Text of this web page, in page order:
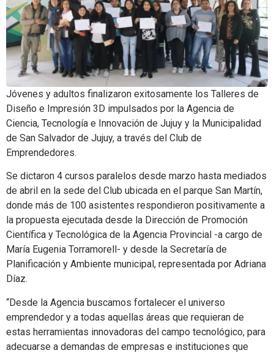
Jóvenes y adultos finalizaron exitosamente los Talleres de
Diseño e Impresión 3D impulsados por la Agencia de
Ciencia, Tecnología e Innovación de Jujuy y la Municipalidad
de San Salvador de Jujuy, a través del Club de
Emprendedores.
Se dictaron 4 cursos paralelos desde marzo hasta mediados
de abril en la sede del Club ubicada en el parque San Martín,
donde más de 100 asistentes respondieron positivamente a
la propuesta ejecutada desde la Dirección de Promoción
Científica y Tecnológica de la Agencia Provincial -a cargo de
María Eugenia Torramorell- y desde la Secretaría de
Planificación y Ambiente municipal, representada por Adriana
Díaz.
“Desde la Agencia buscamos fortalecer el universo
emprendedor y a todas aquellas áreas que requieran de
estas herramientas innovadoras del campo tecnológico, para
adecuarse a demandas de empresas e instituciones que